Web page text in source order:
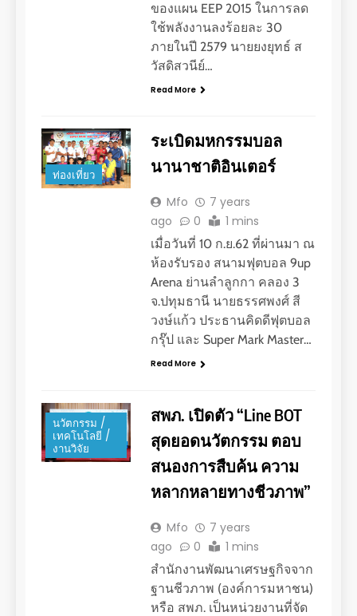
ของแผน EEP 2015 ในการลด
ใช้พลังงานลงร้อยละ 30
ภายในปี 2579 นายยงยุทธ์ ส
วัสดิสวนีย์…
Read More
ท่องเที่ยว
ระเบิดมหกรรมบอล
นานาชาติอินเตอร์
Mfo
7 years
ago
0 1 mins
เมื่อวันที่ 10 ก.ย.62 ที่ผ่านมา ณ
ห้องรับรอง สนามฟุตบอล 9up
Arena ย่านลำลูกกา คลอง 3
จ.ปทุมธานี นายธรรศพงศ์ สี
วงษ์แก้ว ประธานคิดดีฟุตบอล
กรุ๊ป และ Super Mark Master…
Read More
นวัตกรรม /
เทคโนโลยี /
งานวิจัย
สพภ. เปิดตัว “Line BOT
สุดยอดนวัตกรรม ตอบ
สนองการสืบค้น ความ
หลากหลายทางชีวภาพ”
Mfo
7 years
ago
0 1 mins
สำนักงานพัฒนาเศรษฐกิจจาก
ฐานชีวภาพ (องค์การมหาชน)
หรือ สพภ. เป็นหน่วยงานที่จัด